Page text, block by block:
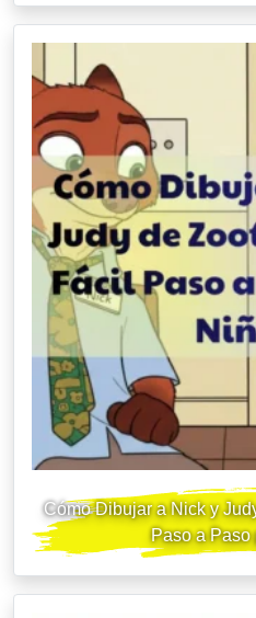
Cómo Dibujar a Nick y
Paso a Paso